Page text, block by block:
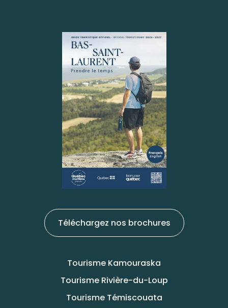
Téléchargez nos brochures
Tourisme Kamouraska
Tourisme Rivière-du-Loup
Tourisme Témiscouata